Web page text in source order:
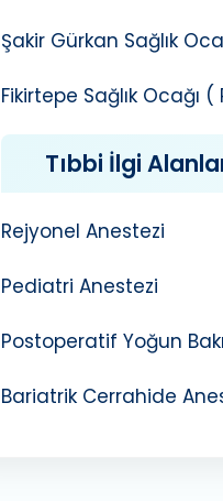
Şakir Gürkan Sağlık
Fikirtepe Sağlık Ocağı
Tıbbi İlgi
Rejyonel Anestezi
Pediatri Anestezi
Postoperatif Yoğun
Bariatrik Cerrahide